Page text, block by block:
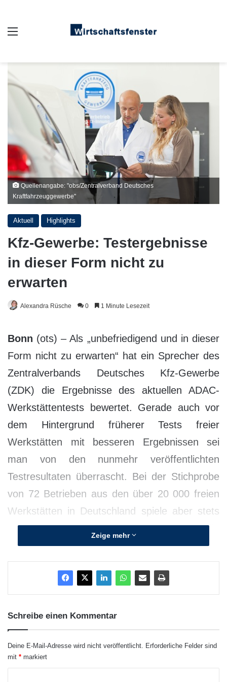
Quellenangabe: "obs/Zentralverband Deutsches
Kraftfahrzeuggewerbe"
Aktuell Highlights
Kfz-Gewerbe: Testergebnisse
in dieser Form nicht zu
erwarten
Alexandra Rüsche 0 1 Minute Lesezeit
Bonn (ots) – Als „unbefriedigend und in dieser
Form nicht zu erwarten“ hat ein Sprecher des
Zentralverbands Deutsches Kfz-Gewerbe
(ZDK) die Ergebnisse des aktuellen ADAC-
Werkstättentests bewertet. Gerade auch vor
dem Hintergrund früherer Tests freier
Werkstätten mit besseren Ergebnissen sei
man von den nunmehr veröffentlichten
Testresultaten überrascht. Bei der Stichprobe
von 72 Betrieben aus den über 20 000 freien
Werkstätten in Deutschland spiele aber stets
auch der Faktor Zufall eine Rolle. Damit wolle
er das Testergebnis jedoch keinesfalls
schönreden, so der Sprecher.
Zeige mehr
Schreibe einen Kommentar
Deine E-Mail-Adresse wird nicht veröffentlicht. Erforderliche Felder sind
mit * markiert